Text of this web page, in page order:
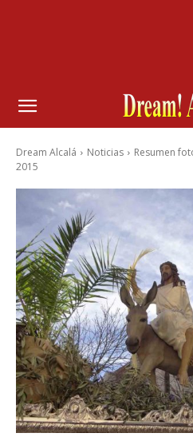
Dream Alcalá Noticias
Resumen
2015